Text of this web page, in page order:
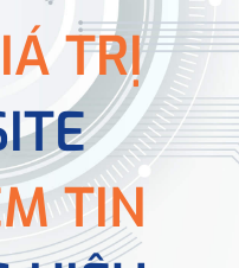
TRỊ
TIN